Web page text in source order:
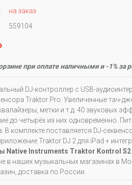
на заказ
559104
при оплате наличными и -1% за
DJ-контроллер с USB-
Traktor Pro. Увеличенные тач-
метки и т.д. 40 звуковых
до четырёх из них одновременно.
В комплекте поставляется DJ-
Traktor DJ 2 для iPad +
Native Instruments Traktor Kontrol S2
в наших музыкальных магазинах в
доставка по России.